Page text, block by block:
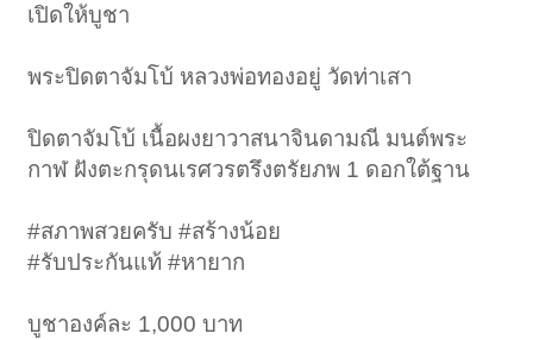
เปิดให้บูชา
พระปิดตาจัมโบ้ หลวงพ่อทองอยู่ วัดท่าเสา
ปิดตาจัมโบ้ เนื้อผงยาวาสนาจินดามณี มนต์พระ
กาฬ ฝังตะกรุดนเรศวรตรึงตรัยภพ 1 ดอกใต้ฐาน
#สภาพสวยครับ #สร้างน้อย
#รับประกันแท้ #หายาก
บูชาองค์ละ 1,000 บาท